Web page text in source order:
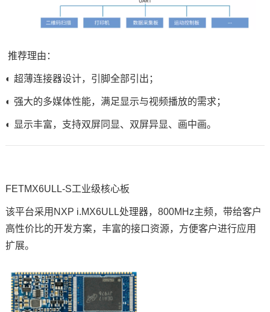
推荐理由：
◐ 超薄连接器设计， 引脚全部引出；
◐ 强大的多媒体性能，满足显示与视频播放的需求；
◐ 显示丰富，支持双屏同显、双屏异显、画中画。
FETMX6ULL-S工业级核心板
该平台采用NXP i.MX6ULL处理器，800MHz主频，带给客户
高性价比的开发方案，丰富的接口资源，方便客户进行应用
扩展。